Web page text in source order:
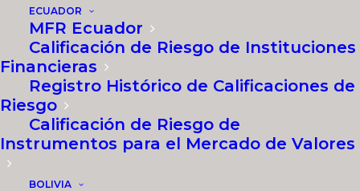
ECUADOR
MFR Ecuador
Calificación de Riesgo de Instituciones
Financieras
Registro Histórico de Calificaciones de
Riesgo
Calificación de Riesgo de
Instrumentos para el Mercado de Valores
BOLIVIA
Analista/ Analista Senior-
LAC
Remoto - Tiempo completo